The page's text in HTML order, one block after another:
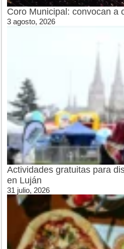
Coro Municipal: convocan a
3 agosto, 2026
Actividades gratuitas para
en Luján
31 julio, 2026